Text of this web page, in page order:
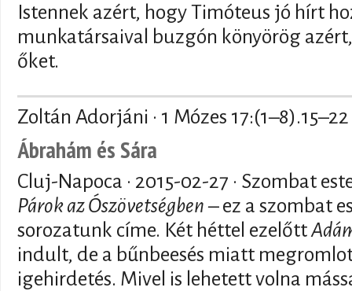
Istennek azért, hogy Timóteus jó hírt
munkatársaival buzgón könyörög
őket.
Zoltán Adorjáni · 1 Mózes 17:(1–8).15–22
Ábrahám és Sára
Cluj-Napoca · 2015-02-27 · Szombat
Párok az Ószövetségben– ez a szombat
sorozatunk címe. Két héttel ezelőtt
indult, de a bűnbeesés miatt
igehirdetés. Mivel is lehetett volna